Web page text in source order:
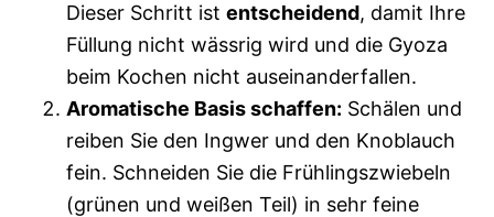
Dieser Schritt ist entscheidend, damit Ihre
Füllung nicht wässrig wird und die Gyoza
beim Kochen nicht auseinanderfallen.
Aromatische Basis schaffen: Schälen und
reiben Sie den Ingwer und den Knoblauch
fein. Schneiden Sie die Frühlingszwiebeln
(grünen und weißen Teil) in sehr feine